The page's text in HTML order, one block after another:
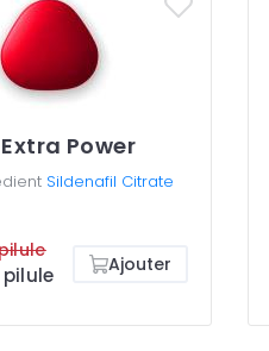
Power
Sildenafil Citrate
pilule Ajouter